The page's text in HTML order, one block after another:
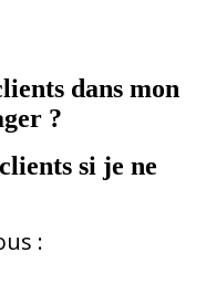
dans mon
?
si je ne
: